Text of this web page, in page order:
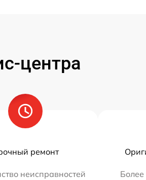
центра
ремонт
неисправностей
Более